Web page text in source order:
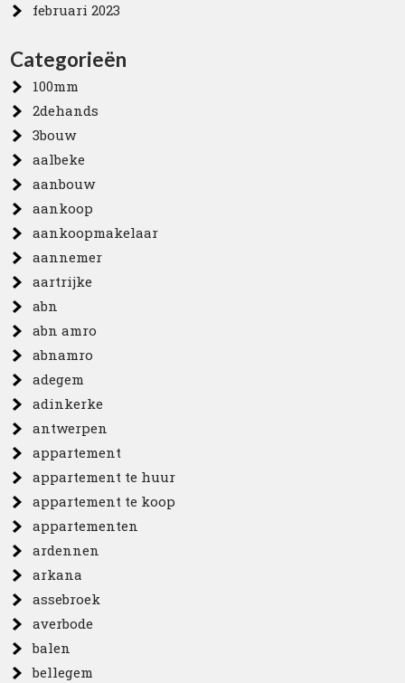
februari 2023
Categorieën
100mm
2dehands
3bouw
aalbeke
aanbouw
aankoop
aankoopmakelaar
aannemer
aartrijke
abn
abn amro
abnamro
adegem
adinkerke
antwerpen
appartement
appartement te huur
appartement te koop
appartementen
ardennen
arkana
assebroek
averbode
balen
bellegem